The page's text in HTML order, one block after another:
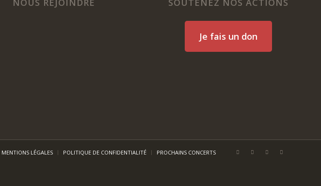
NOUS REJOINDRE SOUTENEZ NOS ACTIONS
Je fais un don
MENTIONS LÉGALES POLITIQUE DE CONFIDENTIALITÉ PROCHAINS CONCERTS